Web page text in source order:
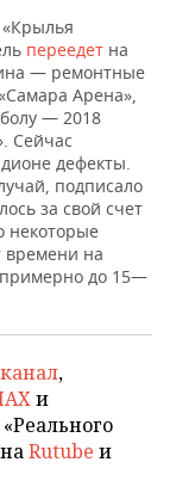
переедет на
— ремонтные
Арена»,
— 2018
Сейчас
дефекты.
подписало
за свой счет
некоторые
времени на
примерно до 15—
,
и
«Реального
Rutube и